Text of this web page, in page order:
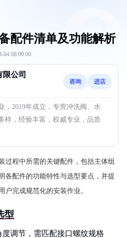
配件清单及功能解析
04 08:00:00
公司
咨询 进店
，2019年成立，专营冲洗阀、水
样，经验丰富，权威专业，品质
过程中所需的关键配件，包括主体组
各配件的功能特性与选型要点，并提
户完成规范化的安装作业。
型
调节，需匹配接口螺纹规格